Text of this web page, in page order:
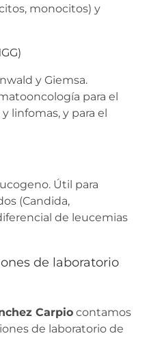
monocitos) y
y Giemsa.
para el
linfomas, y para el
Útil para
(Candida,
de leucemias
de laboratorio
Carpio contamos
de laboratorio de